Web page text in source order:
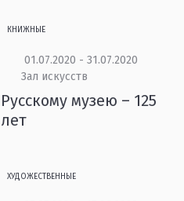
КНИЖНЫЕ
01.07.2020 - 31.07.2020
Зал искусств
Русскому музею – 125
лет
ХУДОЖЕСТВЕННЫЕ